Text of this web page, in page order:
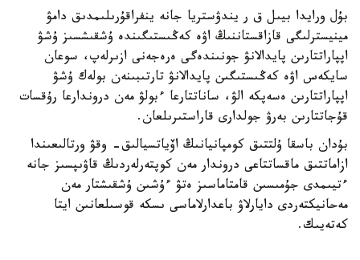
بۇل ورايدا بيىل ق ر يندۋستريا جانە ينفراقۇرىلىمدىق دامۋ
مينيسترلىگى قازاقستاننىڭ اۋە كەڭىستىگىندە ۇشقىشسىز ۇشۋ
اپپاراتتارىن پايدالانۋ جونىندەگى ەرەجەنى ازىرلەپ، سوعان
سايكەس اۋە كەڭىستىگىن پايدالانۋ تارتىبىنەن بولەك ۇشۋ
اپپاراتتارىن ەسەپكە الۋ، ساناتتارعا ءبولۋ مەن دروندارعا رۇقسات
قۇجاتتارىن بەرۋ جولدارى قاراستىرىلعان.
بۇدان باسقا ۇلتتىق كومپانيانىڭ اۆياتسيالىق- وقۋ ورتالىعىندا
ازاماتتىق ماقساتتاعى دروندار مەن كوپتەرلەردىڭ قاۋىپسىز جانە
ءتيىمدى جۇمىسىن قامتاماسىز ەتۋ ءۇشىن ۇشقىشتار مەن
مەحانيكتەردى دايارلاۋ باعدارلاماسى ىسكە قوسىلعانىن ايتا
كەتەيىك.